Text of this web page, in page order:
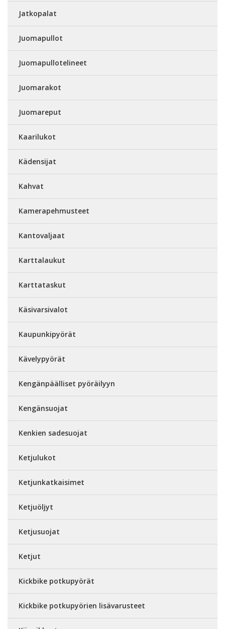
Jatkopalat
Juomapullot
Juomapullotelineet
Juomarakot
Juomareput
Kaarilukot
Kädensijat
Kahvat
Kamerapehmusteet
Kantovaljaat
Karttalaukut
Karttataskut
Käsivarsivalot
Kaupunkipyörät
Kävelypyörät
Kengänpäälliset pyöräilyyn
Kengänsuojat
Kenkien sadesuojat
Ketjulukot
Ketjunkatkaisimet
Ketjuöljyt
Ketjusuojat
Ketjut
Kickbike potkupyörät
Kickbike potkupyörien lisävarusteet